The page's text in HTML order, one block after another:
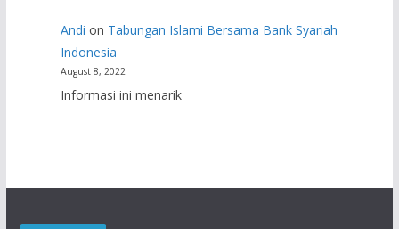
Andi on Tabungan Islami Bersama Bank Syariah
Indonesia
August 8, 2022
Informasi ini menarik